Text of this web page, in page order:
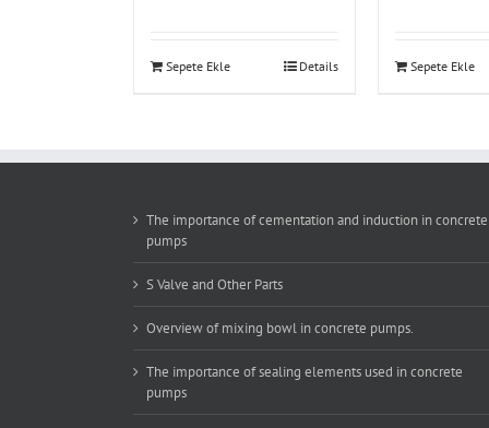
Sepete Ekle Details Sepete Ekle
The importance of cementation and induction in concrete
pumps
S Valve and Other Parts
Overview of mixing bowl in concrete pumps.
The importance of sealing elements used in concrete
pumps